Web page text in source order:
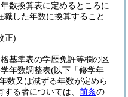
数換算表に定めるところに
した年数に換算すること
正)
基準表の学歴免許等欄の区
年数調整表(以下「修学年
数又は減ずる年数が定めら
る者については、 前条の